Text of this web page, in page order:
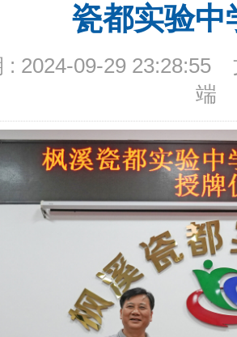
瓷都实验中
: 2024-09-29 23:28:55
端